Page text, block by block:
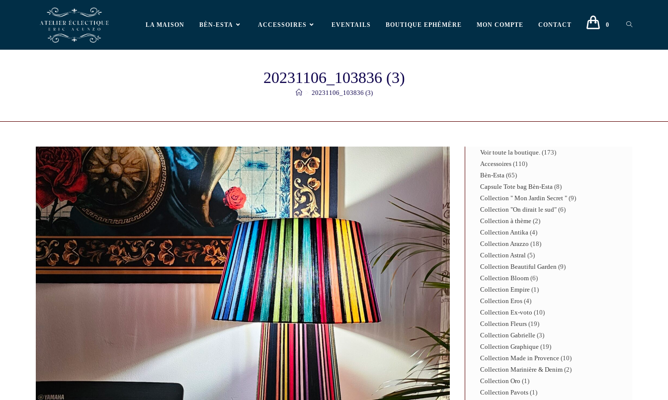
LA MAISON BÈN-ESTA ACCESSOIRES EVENTAILS BOUTIQUE EPHÉMÈRE MON COMPTE CONTACT 0
20231106_103836 (3)
20231106_103836 (3)
Voir toute la boutique. 173
Accessoires 110
Bèn-Esta 65
Capsule Tote bag Bèn-Esta 8
Collection " Mon Jardin Secret " 9
Collection "On dirait le sud" 6
Collection à thème 2
Collection Antika 4
Collection Arazzo 18
Collection Astral 5
Collection Beautiful Garden 9
Collection Bloom 6
Collection Empire 1
Collection Eros 4
Collection Ex-voto 10
Collection Fleurs 19
Collection Gabrielle 3
Collection Graphique 19
Collection Made in Provence 10
Collection Marinière & Denim 2
Collection Oro 1
Collection Pavots 1